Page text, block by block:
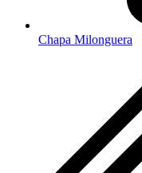
Chapa Milonguera